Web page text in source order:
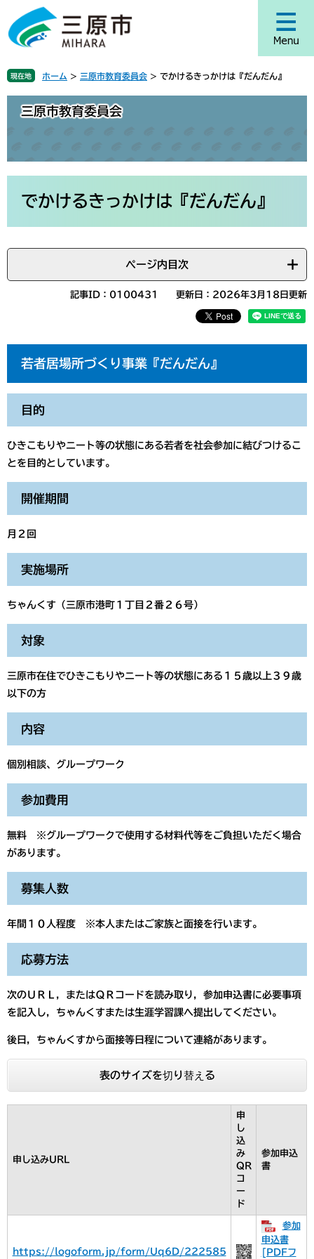
ジ
頭
で
ュ
飛
ば
現在地 ホーム > 三原市教育委員会 > でかけるきっかけは『だんだん』
三原市教育委員会
でかけるきっかけは『だんだん』
ページ内目次
記事ID：0100431 更新日：2026年3月18日更新
若者居場所づくり事業『だんだん』
目的
ひきこもりやニート等の状態にある若者を社会参加に結びつけるこ
とを目的としています。
開催期間
月２回
実施場所
ちゃんくす（三原市港町１丁目２番２６号）
対象
三原市在住でひきこもりやニート等の状態にある１５歳以上３９歳
以下の方
内容
個別相談、グループワーク
参加費用
無料 ※グループワークで使用する材料代等をご負担いただく場合
があります。
募集人数
年間１０人程度 ※本人またはご家族と面接を行います。
応募方法
次のＵＲＬ，またはＱＲコードを読み取り，参加申込書に必要事項
を記入し，ちゃんくすまたは生涯学習課へ提出してください。
後日，ちゃんくすから面接等日程について連絡があります。
表のサイズを切り替える
申し込みURL
申
し
込
み
QR
コ
ー
ド
参加申込
書
https://logoform.jp/form/Uq6D/222585
参加
申込書
[PDFフ